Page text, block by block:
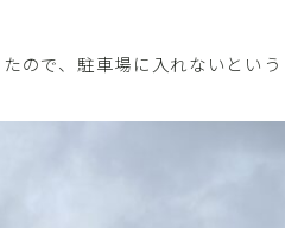
ので、駐車場に入れないという